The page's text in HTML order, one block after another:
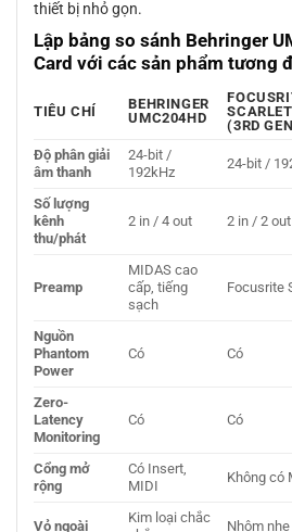
thiết bị nhỏ gọn.
Lập bảng so sánh Behringer
Card với các sản phẩm tương
TIÊU CHÍ
BEHRINGER
UMC204HD
(3RD
Độ phân giải
âm thanh
24-bit /
192kHz
24-bit /
Số lượng
kênh
thu/phát
2 in / 4 out 2 in / 2 out
Preamp
MIDAS cao
cấp, tiếng
sạch
Focusrite
Nguồn
Phantom
Power
Có Có
Zero-
Latency
Monitoring
Có Có
Cổng mở
rộng
Có Insert,
MIDI
Không có
Vỏ ngoài
Kim loại chắc
Nhôm nhẹ